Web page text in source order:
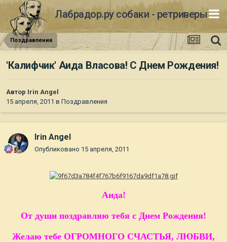
Лабрадор.ру собаки - ретриверы
Поздравления
'Калифчик' Аида Власова! С Днем Рождения!
Автор Irin Angel
15 апреля, 2011 в Поздравления
Irin Angel
Опубликовано 15 апреля, 2011
Аида!
От души поздравляю тебя с Днем Рождения!
Желаю тебе ОГРОМНОГО СЧАСТЬЯ, ЛЮБВИ,